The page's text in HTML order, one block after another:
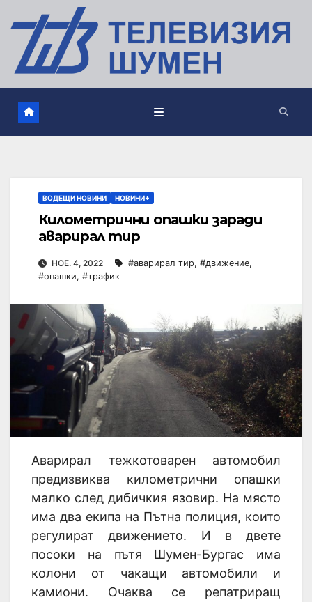
ВОДЕЩИ НОВИНИ НОВИНИ+
Километрични опашки заради
аварирал тир
НОЕ. 4, 2022 #аварирал тир, #движение,
#опашки, #трафик
Аварирал тежкотоварен автомобил
предизвиква километрични опашки
малко след дибичкия язовир. На място
има два екипа на Пътна полиция, които
регулират движението. И в двете
посоки на пътя Шумен-Бургас има
колони от чакащи автомобили и
камиони. Очаква се репатриращ